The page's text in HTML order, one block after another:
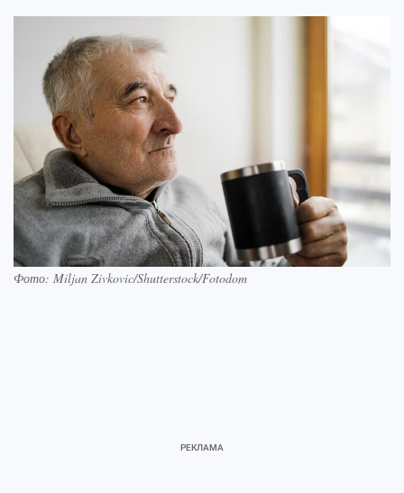
Фото: Miljan Zivkovic/Shutterstock/Fotodom